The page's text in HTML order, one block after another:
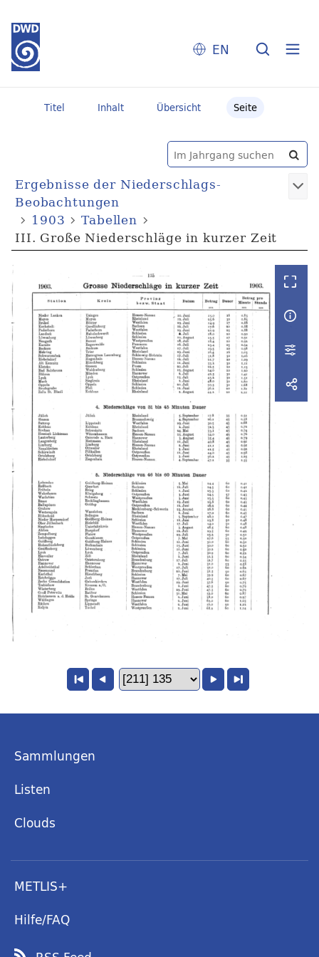
EN
Titel Inhalt Übersicht Seite
Ergebnisse der Niederschlags-
Beobachtungen
1903
Tabellen
III. Große Niederschläge in kurzer Zeit
Sammlungen
Listen
Clouds
METLIS+
Hilfe/FAQ